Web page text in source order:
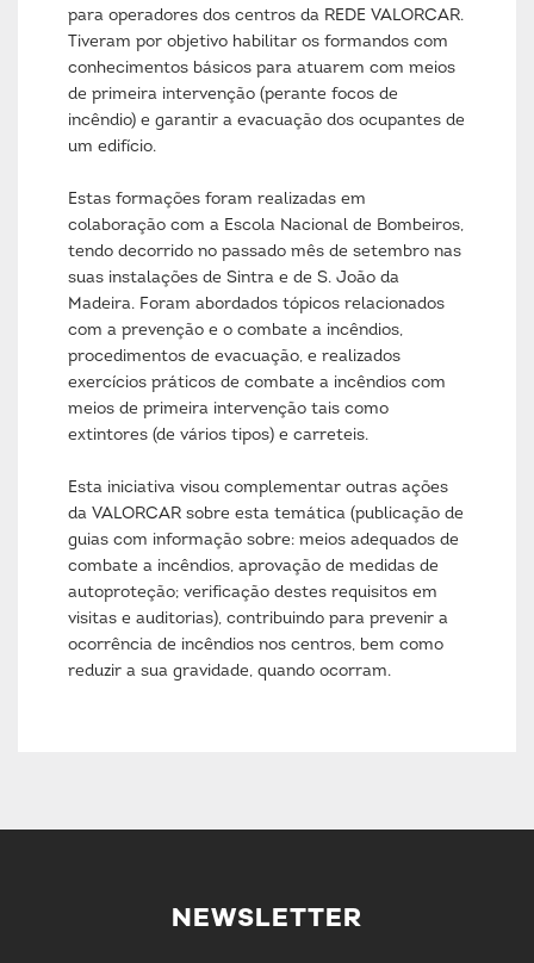
para operadores dos centros da REDE VALORCAR.
Tiveram por objetivo habilitar os formandos com
conhecimentos básicos para atuarem com meios
de primeira intervenção (perante focos de
incêndio) e garantir a evacuação dos ocupantes de
um edifício.
Estas formações foram realizadas em
colaboração com a Escola Nacional de Bombeiros,
tendo decorrido no passado mês de setembro nas
suas instalações de Sintra e de S. João da
Madeira. Foram abordados tópicos relacionados
com a prevenção e o combate a incêndios,
procedimentos de evacuação, e realizados
exercícios práticos de combate a incêndios com
meios de primeira intervenção tais como
extintores (de vários tipos) e carreteis.
Esta iniciativa visou complementar outras ações
da VALORCAR sobre esta temática (publicação de
guias com informação sobre: meios adequados de
combate a incêndios, aprovação de medidas de
autoproteção; verificação destes requisitos em
visitas e auditorias), contribuindo para prevenir a
ocorrência de incêndios nos centros, bem como
reduzir a sua gravidade, quando ocorram.
NEWSLETTER